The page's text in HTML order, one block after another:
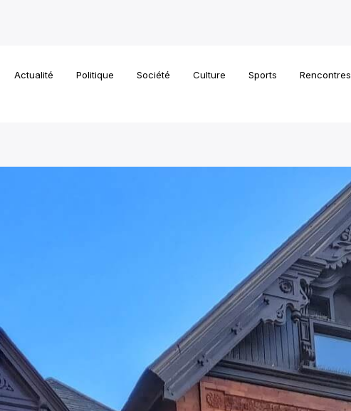
Actualité Politique Société Culture Sports Rencontres